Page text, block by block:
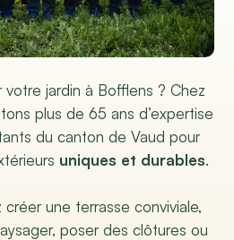
votre jardin à Bofflens ? Chez
plus de 65 ans d’expertise
du canton de Vaud pour
uniques et durables.
une terrasse conviviale,
poser des clôtures ou